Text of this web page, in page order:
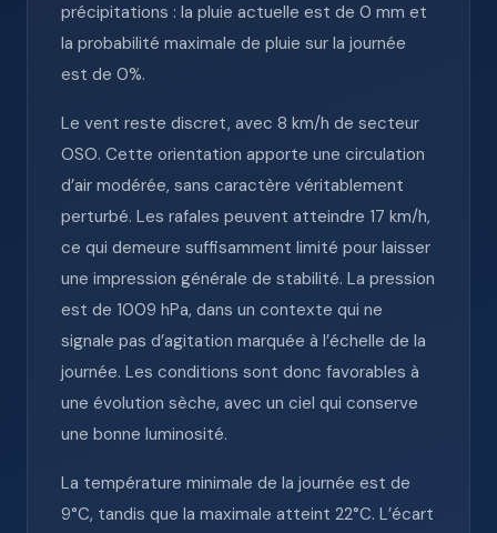
précipitations : la pluie actuelle est de 0 mm et
la probabilité maximale de pluie sur la journée
est de 0%.
Le vent reste discret, avec 8 km/h de secteur
OSO. Cette orientation apporte une circulation
d’air modérée, sans caractère véritablement
perturbé. Les rafales peuvent atteindre 17 km/h,
ce qui demeure suffisamment limité pour laisser
une impression générale de stabilité. La pression
est de 1009 hPa, dans un contexte qui ne
signale pas d’agitation marquée à l’échelle de la
journée. Les conditions sont donc favorables à
une évolution sèche, avec un ciel qui conserve
une bonne luminosité.
La température minimale de la journée est de
9°C, tandis que la maximale atteint 22°C. L’écart